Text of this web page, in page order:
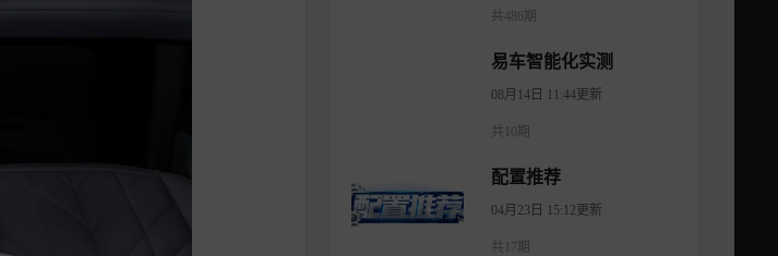
共486期
易车智能化实测
08月14日 11:44更新
共10期
配置推荐
04月23日 15:12更新
共17期